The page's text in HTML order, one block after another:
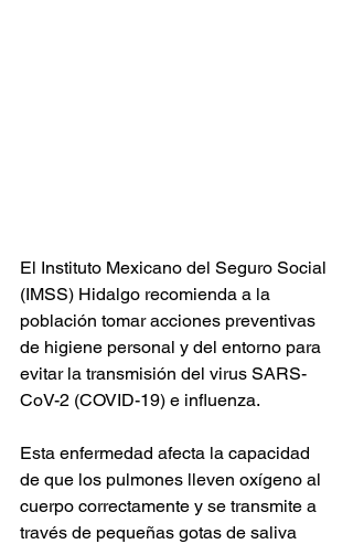
El Instituto Mexicano del Seguro Social
(IMSS) Hidalgo recomienda a la
población tomar acciones preventivas
de higiene personal y del entorno para
evitar la transmisión del virus SARS-
CoV-2 (COVID-19) e influenza.
Esta enfermedad afecta la capacidad
de que los pulmones lleven oxígeno al
cuerpo correctamente y se transmite a
través de pequeñas gotas de saliva